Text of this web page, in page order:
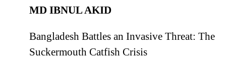
MD IBNUL AKID
Bangladesh Battles an Invasive Threat: The
Suckermouth Catfish Crisis